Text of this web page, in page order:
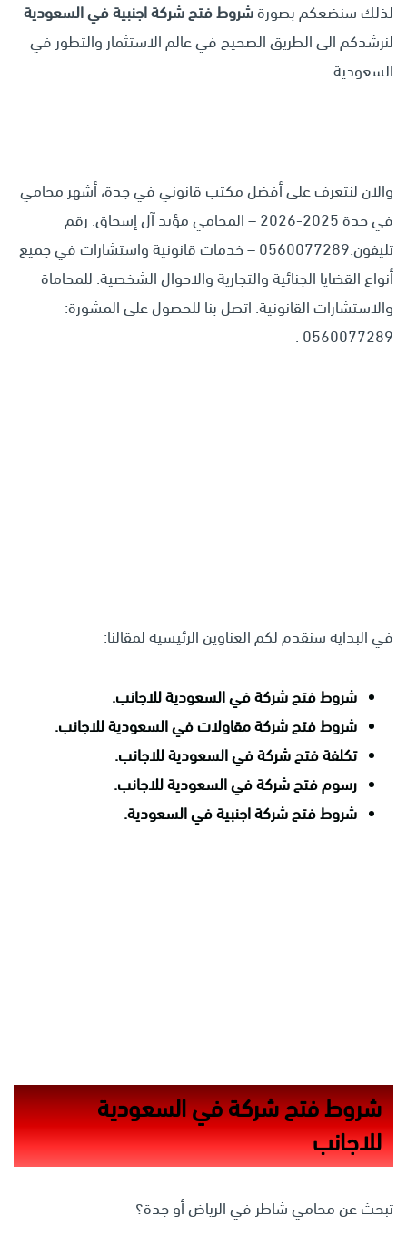
لذلك سنضعكم بصورةشروط فتح شركة اجنبية في السعودية
لنرشدكم الى الطريق الصحيح في عالم الاستثمار والتطور في
السعودية.
والان لنتعرف على أفضل مكتب قانوني في جدة، أشهر محامي
في جدة 2025-2026 – المحامي مؤيد آل إسحاق. رقم
تليفون:0560077289 – خدمات قانونية واستشارات في جميع
أنواع القضايا الجنائية والتجارية والاحوال الشخصية. للمحاماة
والاستشارات القانونية. اتصل بنا للحصول على المشورة:
0560077289 .
في البداية سنقدم لكم العناوين الرئيسية لمقالنا:
شروط فتح شركة في السعودية للاجانب.
شروط فتح شركة مقاولات في السعودية للاجانب.
تكلفة فتح شركة في السعودية للاجانب.
رسوم فتح شركة في السعودية للاجانب.
شروط فتح شركة اجنبية في السعودية.
شروط فتح شركة في السعودية
للاجانب
تبحث عن محامي شاطر في الرياض أو جدة؟